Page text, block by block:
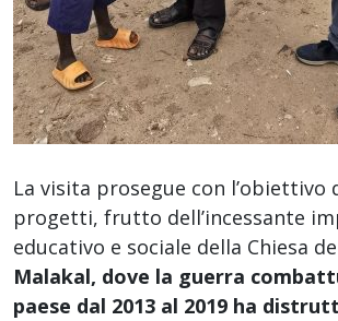
La visita prosegue con l’obiettivo
progetti, frutto dell’incessante
educativo e sociale della Chiesa
Malakal, dove la guerra
paese dal 2013 al 2019 ha